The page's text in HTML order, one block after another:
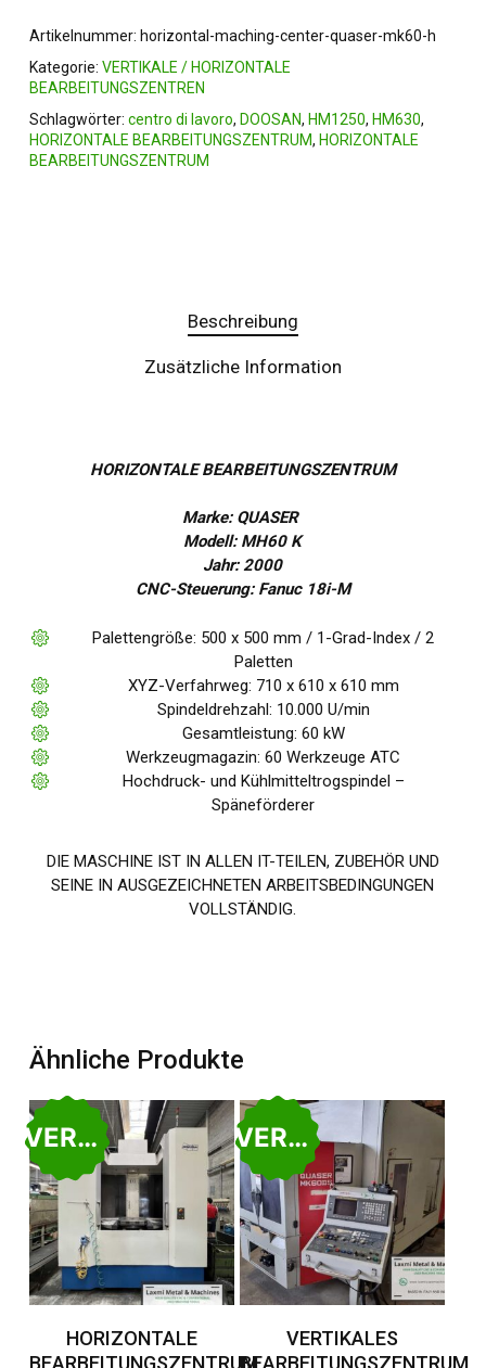
Artikelnummer: horizontal-maching-center-quaser-mk60-h
Kategorie: VERTIKALE / HORIZONTALE
BEARBEITUNGSZENTREN
Schlagwörter: centro di lavoro, DOOSAN, HM1250, HM630,
HORIZONTALE BEARBEITUNGSZENTRUM, HORIZONTALE
BEARBEITUNGSZENTRUM
Beschreibung
Zusätzliche Information
HORIZONTALE BEARBEITUNGSZENTRUM
Marke: QUASER
Modell: MH60 K
Jahr: 2000
CNC-Steuerung: Fanuc 18i-M
Palettengröße: 500 x 500 mm / 1-Grad-Index / 2
Paletten
XYZ-Verfahrweg: 710 x 610 x 610 mm
Spindeldrehzahl: 10.000 U/min
Gesamtleistung: 60 kW
Werkzeugmagazin: 60 Werkzeuge ATC
Hochdruck- und Kühlmitteltrogspindel –
Späneförderer
DIE MASCHINE IST IN ALLEN IT-TEILEN, ZUBEHÖR UND
SEINE IN AUSGEZEICHNETEN ARBEITSBEDINGUNGEN
VOLLSTÄNDIG.
Ähnliche Produkte
VERKAUFT
Weiterlesen
HORIZONTALE
VERKAUFT
Weiterlesen
VERTIKALES